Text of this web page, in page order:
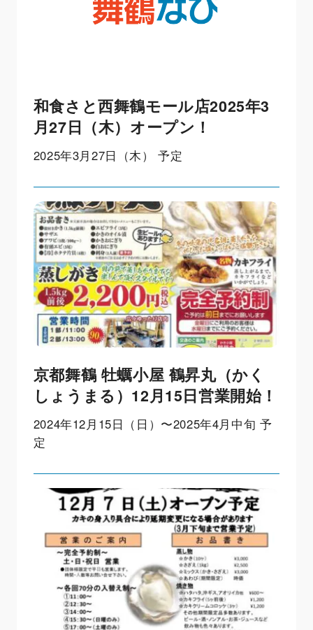
和食さと西舞鶴モール店2025年3
月27日（木）オープン！
2025年3月27日（木） 予定
京都舞鶴 牡蠣小屋 鶴昇丸（かく
しょうまる）12月15日営業開始！
2024年12月15日（日）〜2025年4月中旬 予
定